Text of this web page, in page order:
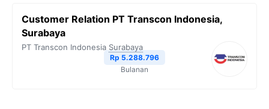
Customer Relation PT Transcon Indonesia,
Surabaya
PT Transcon Indonesia Surabaya
Rp 5.288.796
Bulanan